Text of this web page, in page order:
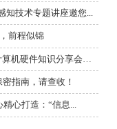
知技术专题讲座邀您...
前程似锦
指南，请查收！
心打造：“信息...